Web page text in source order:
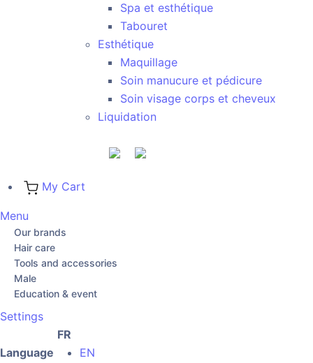
My Cart
Spa et esthétique
Tabouret
Esthétique
Maquillage
Soin manucure et pédicure
Soin visage corps et cheveux
Liquidation
Menu
Our brands
Hair care
Tools and accessories
Male
Education & event
Settings
Language
FR
EN